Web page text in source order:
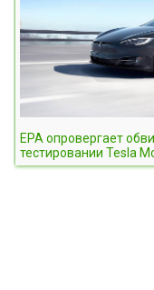
EPA опровергает
тестировании Tesla